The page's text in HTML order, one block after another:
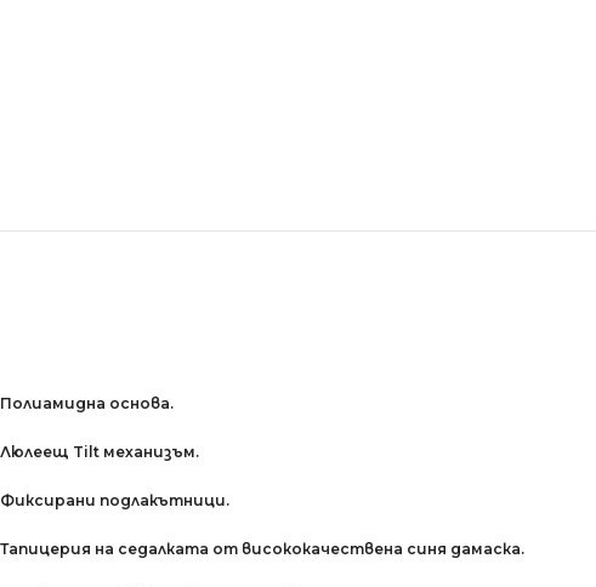
Полиамидна основa.
Люлеещ Tilt механизъм.
Фиксирани подлакътници.
Тапицерия на седалката от висококачествена синя дамаска.